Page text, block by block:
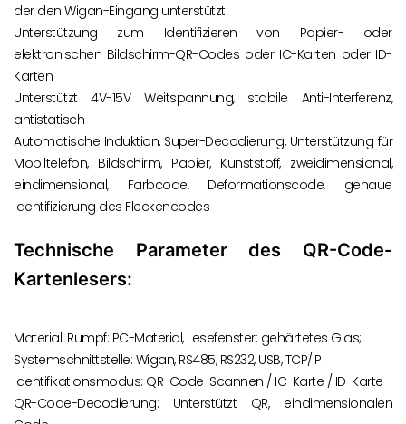
der den Wigan-Eingang unterstützt
Unterstützung zum Identifizieren von Papier- oder
elektronischen Bildschirm-QR-Codes oder IC-Karten oder ID-
Karten
Unterstützt 4V-15V Weitspannung, stabile Anti-Interferenz,
antistatisch
Automatische Induktion, Super-Decodierung, Unterstützung für
Mobiltelefon, Bildschirm, Papier, Kunststoff, zweidimensional,
eindimensional, Farbcode, Deformationscode, genaue
Identifizierung des Fleckencodes
Technische Parameter des QR-Code-
Kartenlesers:
Material: Rumpf: PC-Material, Lesefenster: gehärtetes Glas;
Systemschnittstelle: Wigan, RS485, RS232, USB, TCP/IP
Identifikationsmodus: QR-Code-Scannen / IC-Karte / ID-Karte
QR-Code-Decodierung: Unterstützt QR, eindimensionalen